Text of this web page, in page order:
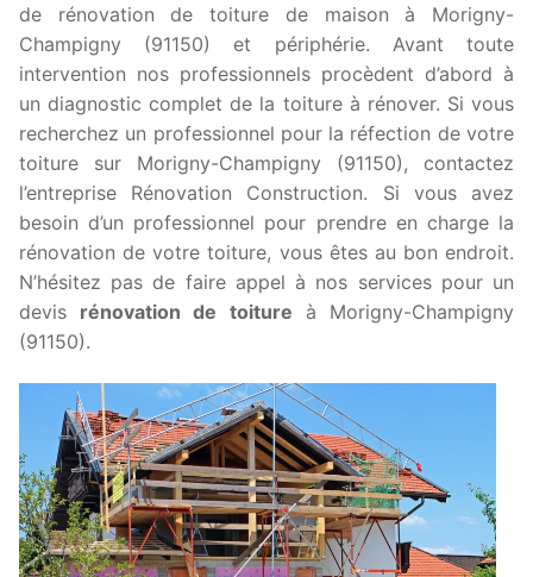
de rénovation de toiture de maison à Morigny-
Champigny (91150) et périphérie. Avant toute
intervention nos professionnels procèdent d’abord à
un diagnostic complet de la toiture à rénover. Si vous
recherchez un professionnel pour la réfection de votre
toiture sur Morigny-Champigny (91150), contactez
l’entreprise Rénovation Construction. Si vous avez
besoin d’un professionnel pour prendre en charge la
rénovation de votre toiture, vous êtes au bon endroit.
N’hésitez pas de faire appel à nos services pour un
devis rénovation de toiture à Morigny-Champigny
(91150).